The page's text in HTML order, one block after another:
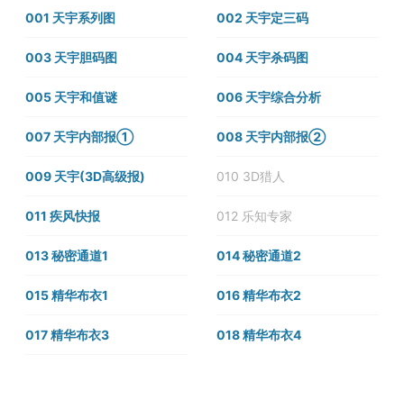
001 天宇系列图 002 天宇定三码
003 天宇胆码图 004 天宇杀码图
005 天宇和值谜 006 天宇综合分析
007 天宇内部报① 008 天宇内部报②
009 天宇(3D高级报) 010 3D猎人
011 疾风快报 012 乐知专家
013 秘密通道1 014 秘密通道2
015 精华布衣1 016 精华布衣2
017 精华布衣3 018 精华布衣4